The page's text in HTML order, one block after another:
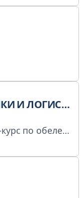
И OZON | ТОВАРНЫЙ БИЗНЕС
t.me/GulnaraWB_bot?start=kateav3_tg-channel_post_20-03